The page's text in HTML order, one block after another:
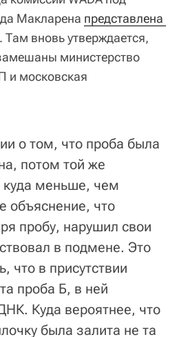
Макларена представлена
. Там вновь утверждается,
министерство
и московская
о том, что проба была
потом той же
меньше, чем
объяснение, что
пробу, нарушил свои
в подмене. Это
что в присутствии
проба Б, в ней
Куда вероятнее, что
была залита не та